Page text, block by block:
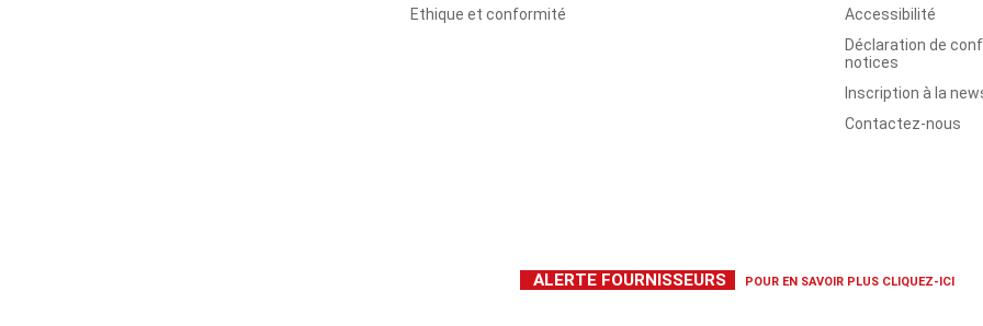
Ethique et conformité
Accessibilité
Déclaration de
notices
Inscription à la
Contactez-nous
ALERTE FOURNISSEURS POUR EN SAVOIR PLUS CLIQUEZ-ICI